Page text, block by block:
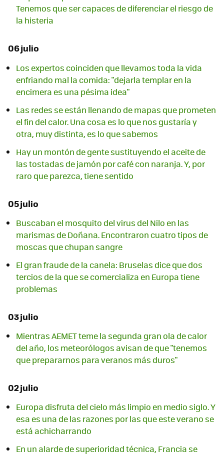
Tenemos que ser capaces de diferenciar el riesgo de
la histeria
06 julio
Los expertos coinciden que llevamos toda la vida
enfriando mal la comida: "dejarla templar en la
encimera es una pésima idea"
Las redes se están llenando de mapas que prometen
el fin del calor. Una cosa es lo que nos gustaría y
otra, muy distinta, es lo que sabemos
Hay un montón de gente sustituyendo el aceite de
las tostadas de jamón por café con naranja. Y, por
raro que parezca, tiene sentido
05 julio
Buscaban el mosquito del virus del Nilo en las
marismas de Doñana. Encontraron cuatro tipos de
moscas que chupan sangre
El gran fraude de la canela: Bruselas dice que dos
tercios de la que se comercializa en Europa tiene
problemas
03 julio
Mientras AEMET teme la segunda gran ola de calor
del año, los meteorólogos avisan de que "tenemos
que prepararnos para veranos más duros"
02 julio
Europa disfruta del cielo más limpio en medio siglo. Y
esa es una de las razones por las que este verano se
está achicharrando
En un alarde de superioridad técnica, Francia se